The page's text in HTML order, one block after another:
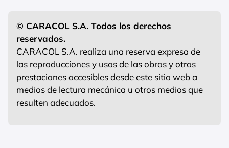
© CARACOL S.A. Todos los derechos
reservados.
CARACOL S.A. realiza una reserva expresa de
las reproducciones y usos de las obras y otras
prestaciones accesibles desde este sitio web a
medios de lectura mecánica u otros medios que
resulten adecuados.